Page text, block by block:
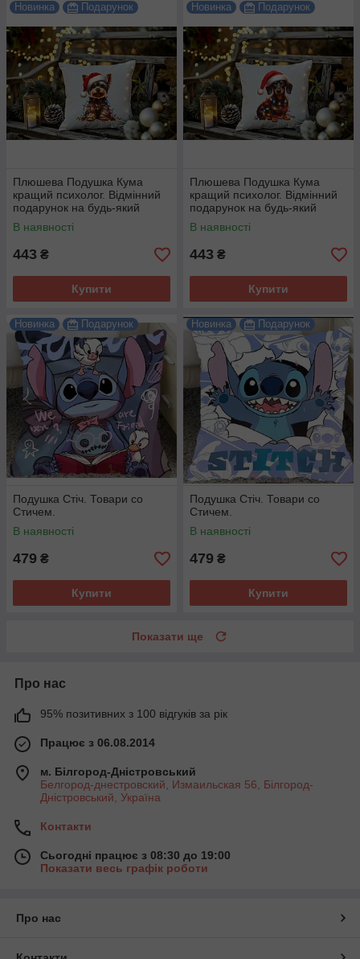
Новинка Подарунок
Плюшева Подушка Кума
кращий психолог. Відмінний
подарунок на будь-який
привід.
В наявності
443 ₴
Купити
Новинка Подарунок
Плюшева Подушка Кума
кращий психолог. Відмінний
подарунок на будь-який
привід.
В наявності
443 ₴
Купити
Новинка Подарунок
Подушка Стіч. Товари со
Стичем.
В наявності
479 ₴
Купити
Новинка Подарунок
Подушка Стіч. Товари со
Стичем.
В наявності
479 ₴
Купити
Показати ще
Про нас
95% позитивних з 100 відгуків за рік
Працює з 06.08.2014
м. Білгород-Дністровський
Белгород-днестровский, Измаильская 56, Білгород-
Дністровський, Україна
Контакти
Сьогодні працює з 08:30 до 19:00
Показати весь графік роботи
Про нас